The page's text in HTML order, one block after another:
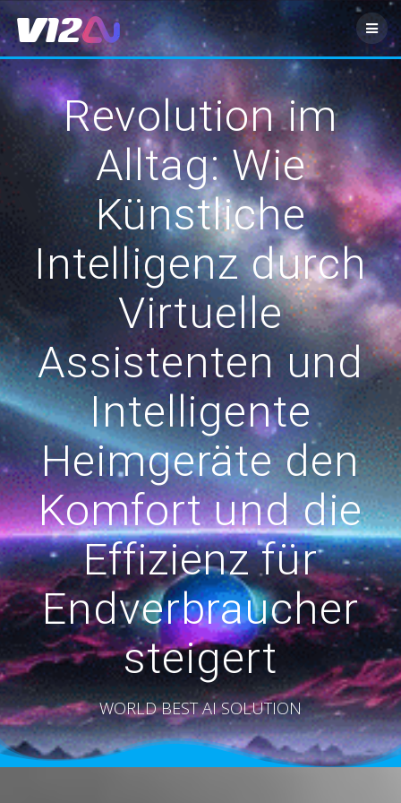
Zum
Inhalt
springen
Revolution im
Alltag: Wie
Künstliche
Intelligenz durch
Virtuelle
Assistenten und
Intelligente
Heimgeräte den
Komfort und die
Effizienz für
Endverbraucher
steigert
WORLD BEST AI SOLUTION